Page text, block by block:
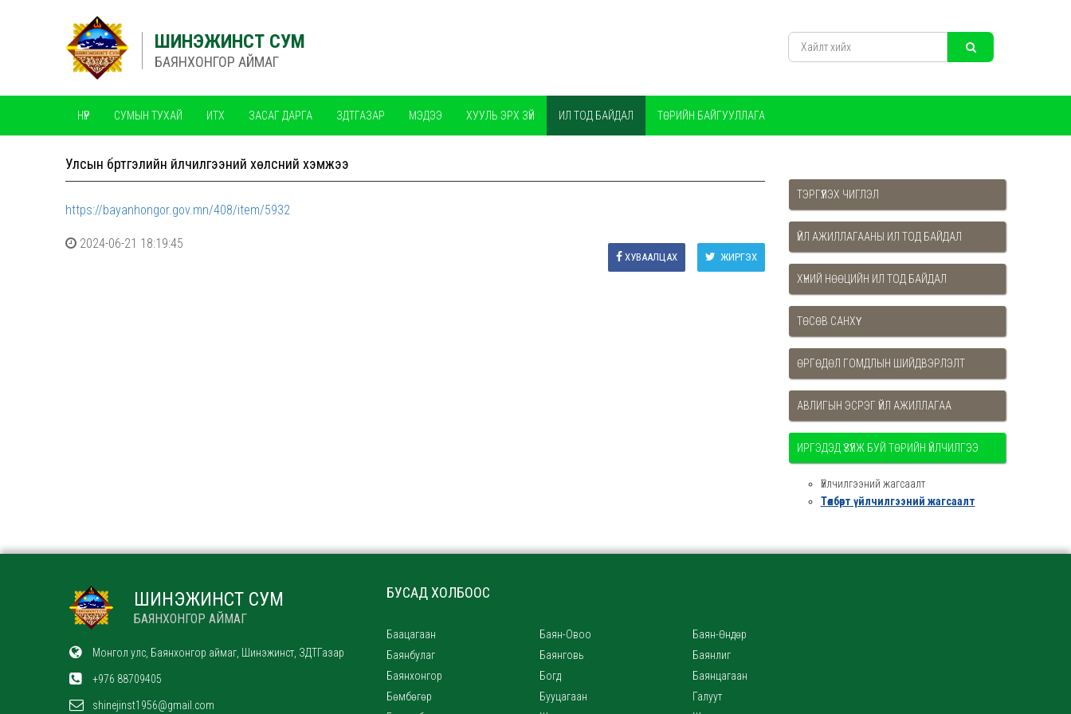
ШИНЭЖИНСТ СУМ
БАЯНХОНГОР АЙМАГ
НҮҮР СУМЫН ТУХАЙ ИТХ ЗАСАГ ДАРГА ЗДТГАЗАР МЭДЭЭ ХУУЛЬ ЭРХ ЗҮЙ ИЛ ТОД БАЙДАЛ ТӨРИЙН БАЙГУУЛЛАГА
ЧАНАРЫН МЕНЕЖМЕНТИЙН ТОГТОЛЦОО ISO
Улсын бүртгэлийн үйлчилгээний хөлсний хэмжээ
https://bayanhongor.gov.mn/408/item/5932
2024-06-21 18:19:45
ЖИРГЭХ
ХУВААЛЦАХ
ТЭРГҮҮЛЭХ ЧИГЛЭЛ
ҮЙЛ АЖИЛЛАГААНЫ ИЛ ТОД БАЙДАЛ
ХҮНИЙ НӨӨЦИЙН ИЛ ТОД БАЙДАЛ
ТӨСӨВ САНХҮҮ
ӨРГӨДӨЛ ГОМДЛЫН ШИЙДВЭРЛЭЛТ
АВЛИГЫН ЭСРЭГ ҮЙЛ АЖИЛЛАГАА
ИРГЭДЭД ҮЗҮҮЛЖ БУЙ ТӨРИЙН ҮЙЛЧИЛГЭЭ
Үйлчилгээний жагсаалт
Төлбөрт үйлчилгээний жагсаалт
ШИНЭЖИНСТ СУМ
БАЯНХОНГОР АЙМАГ
Монгол улс, Баянхонгор аймаг, Шинэжинст, ЗДТГазар
+976 88709405
shinejinst1956@gmail.com
БУСАД ХОЛБООС
Баацагаан Баян-Овоо
Баян-Өндөр
Баянбулаг
Баянговь
Баянлиг
Баянхонгор
Богд
Баянцагаан
Бөмбөгөр
Бууцагаан
Галуут